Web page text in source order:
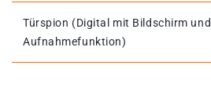
Türspion (Digital mit Bildschirm und
Aufnahmefunktion)